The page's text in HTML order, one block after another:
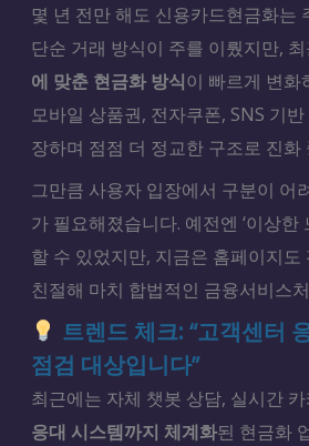
몇 년 전만 해도 신용카드현금화는
단순 거래 방식이 주를 이뤘지만,
에 맞춘 현금화 방식이 빠르게 변화
모바일 상품권, 전자쿠폰, SNS 기
장하며 점점 더 정교한 구조로 진화
그만큼 사용자 입장에서 구분이 어
가 필요해졌습니다. 예전엔 ‘이상한
할 수 있었지만, 지금은 홈페이지도
친절해 마치 합법적인 금융서비스
트렌드 체크: “고객센터
점검 대상입니다”
최근에는 자체 챗봇 상담, 실시간
응대 시스템까지 체계화된 현금화